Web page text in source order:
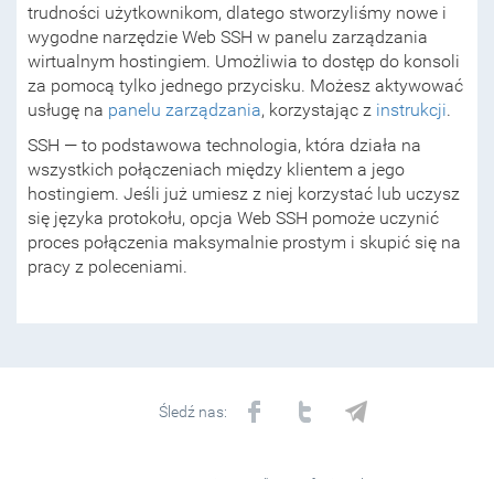
trudności użytkownikom, dlatego stworzyliśmy nowe i
wygodne narzędzie Web SSH w panelu zarządzania
wirtualnym hostingiem. Umożliwia to dostęp do konsoli
za pomocą tylko jednego przycisku. Możesz aktywować
usługę na panelu zarządzania, korzystając z instrukcji.
SSH — to podstawowa technologia, która działa na
wszystkich połączeniach między klientem a jego
hostingiem. Jeśli już umiesz z niej korzystać lub uczysz
się języka protokołu, opcja Web SSH pomoże uczynić
proces połączenia maksymalnie prostym i skupić się na
pracy z poleceniami.
Śledź nas: